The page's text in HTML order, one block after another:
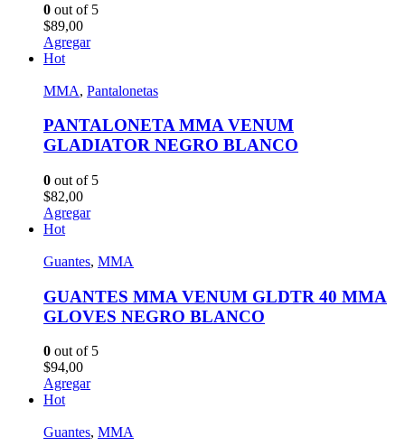
0 out of 5
$89,00
Agregar
Hot
MMA, Pantalonetas
PANTALONETA MMA VENUM
GLADIATOR NEGRO BLANCO
0 out of 5
$82,00
Agregar
Hot
Guantes, MMA
GUANTES MMA VENUM GLDTR 40 MMA
GLOVES NEGRO BLANCO
0 out of 5
$94,00
Agregar
Hot
Guantes, MMA